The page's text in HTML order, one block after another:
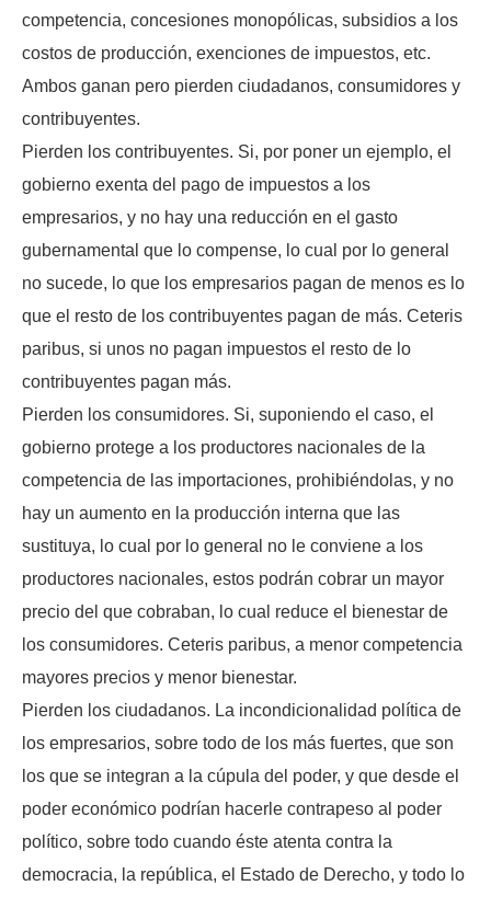
competencia, concesiones monopólicas, subsidios a los
costos de producción, exenciones de impuestos, etc.
Ambos ganan pero pierden ciudadanos, consumidores y
contribuyentes.
Pierden los contribuyentes. Si, por poner un ejemplo, el
gobierno exenta del pago de impuestos a los
empresarios, y no hay una reducción en el gasto
gubernamental que lo compense, lo cual por lo general
no sucede, lo que los empresarios pagan de menos es lo
que el resto de los contribuyentes pagan de más. Ceteris
paribus, si unos no pagan impuestos el resto de lo
contribuyentes pagan más.
Pierden los consumidores. Si, suponiendo el caso, el
gobierno protege a los productores nacionales de la
competencia de las importaciones, prohibiéndolas, y no
hay un aumento en la producción interna que las
sustituya, lo cual por lo general no le conviene a los
productores nacionales, estos podrán cobrar un mayor
precio del que cobraban, lo cual reduce el bienestar de
los consumidores. Ceteris paribus, a menor competencia
mayores precios y menor bienestar.
Pierden los ciudadanos. La incondicionalidad política de
los empresarios, sobre todo de los más fuertes, que son
los que se integran a la cúpula del poder, y que desde el
poder económico podrían hacerle contrapeso al poder
político, sobre todo cuando éste atenta contra la
democracia, la república, el Estado de Derecho, y todo lo